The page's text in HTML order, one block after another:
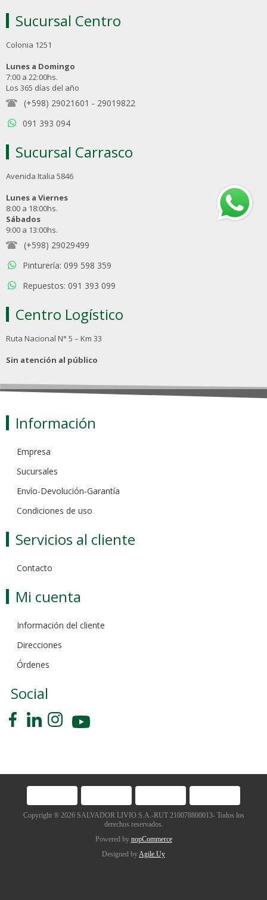
Sucursal Centro
Colonia 1251
Lunes a Domingo
7:00 a 22:00hs.
Los 365 días del año
(+598) 29021601 - 29019822
091 393 094
Sucursal Carrasco
Avenida Italia 5846
Lunes a Viernes
8:00 a 18:00hs.
Sábados
9:00 a 13:00hs.
(+598) 29029499
Pinturería: 099 598 359
Repuestos: 091 393 099
Centro Logístico
Ruta Nacional N° 5 – Km 33
Sin atención al público
Información
Empresa
Sucursales
Envío-Devolución-Garantía
Condiciones de uso
Servicios al cliente
Contacto
Mi cuenta
Información del cliente
Direcciones
Órdenes
Social
Copyright ® 2026 SALVADOR LIVIO S.A.-RUT 210078800013- Todos los
derechos reservados.
Powered by nopCommerce
Designed byAgile.Uy